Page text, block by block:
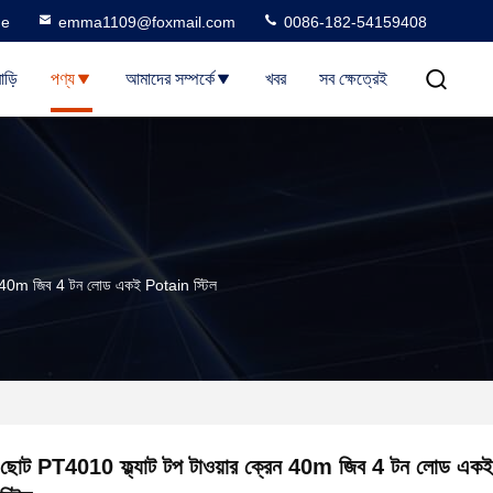
emma1109@foxmail.com 0086-182-54159408
পণ্য আমাদের সম্পর্কে খবর সব ক্ষেত্রেই
40m জিব 4 টন লোড একই Potain স্টিল
ছোট PT4010 ফ্ল্যাট টপ টাওয়ার ক্রেন 40m জিব 4 টন লোড